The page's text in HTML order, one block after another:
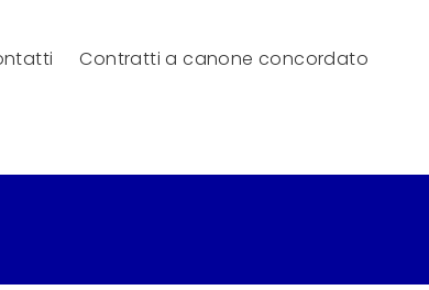
Contratti a canone concordato